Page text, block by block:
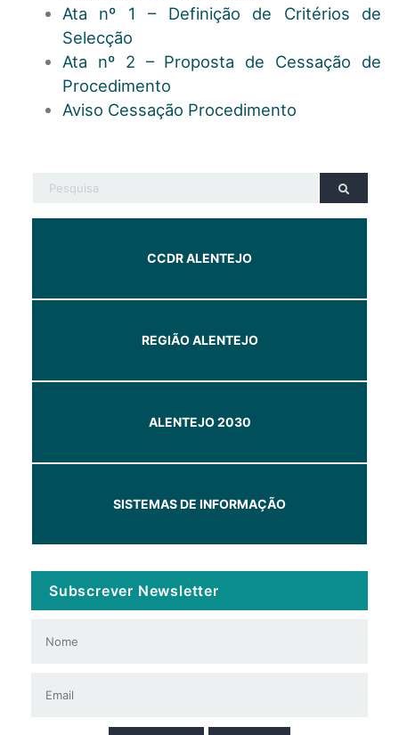
Ata nº 1 – Definição de Critérios de
Selecção
Ata nº 2 – Proposta de Cessação de
Procedimento
Aviso Cessação Procedimento
CCDR ALENTEJO
REGIÃO ALENTEJO
ALENTEJO 2030
SISTEMAS DE INFORMAÇÃO
Subscrever Newsletter